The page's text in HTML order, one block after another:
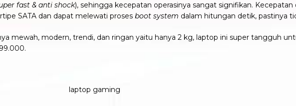
fast & anti shock), sehingga kecepatan operasinya sangat signifikan.
SATA dan dapat melewati proses boot system dalam hitungan detik, pastinya
mewah, modern, trendi, dan ringan yaitu hanya 2 kg, laptop ini super tangguh